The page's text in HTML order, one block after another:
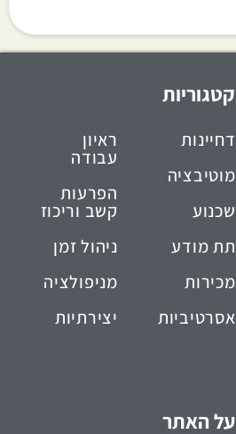
קטגוריות
דחיינות
מוטיבציה
שכנוע
תת מודע
מכירות
אסרטיביות
ראיון
עבודה
הפרעות
קשב וריכוז
ניהול זמן
מניפולציה
יצירתיות
על האתר